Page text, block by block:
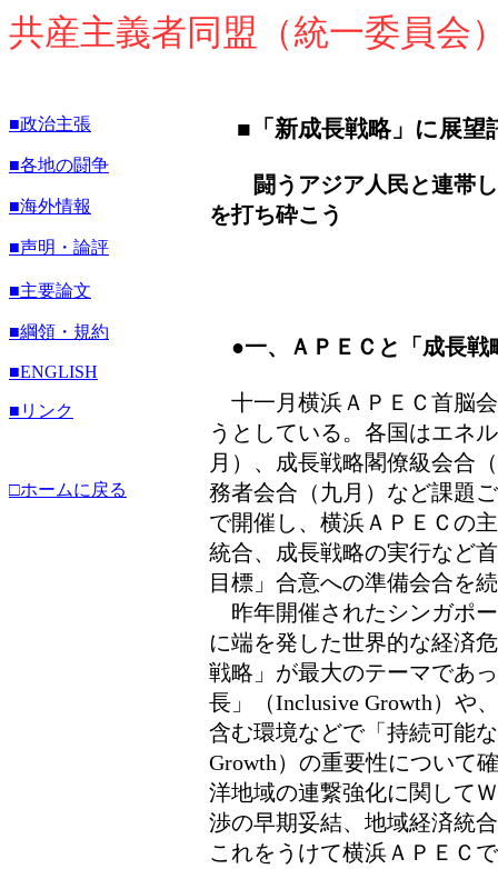
共産主義者同盟（統一委員会
■政治主張
■各地の闘争
■海外情報
■声明・論評
■主要論文
■綱領・規約
■ENGLISH
■リンク
□ホームに戻る
■「新成長戦略」に展望
闘うアジア人民と連帯し
を打ち砕こう
●一、ＡＰＥＣと「成長戦
十一月横浜ＡＰＥＣ首脳
うとしている。各国はエネ
月）、成長戦略閣僚級会合
務者会合（九月）など課題
で開催し、横浜ＡＰＥＣの
統合、成長戦略の実行など
目標」合意への準備会合を
昨年開催されたシンガポ
に端を発した世界的な経済
戦略」が最大のテーマであ
長」（Inclusive Growth）や
含む環境などで「持続可能
Growth）の重要性について
洋地域の連繋強化に関して
渉の早期妥結、地域経済統
これをうけて横浜ＡＰＥＣ